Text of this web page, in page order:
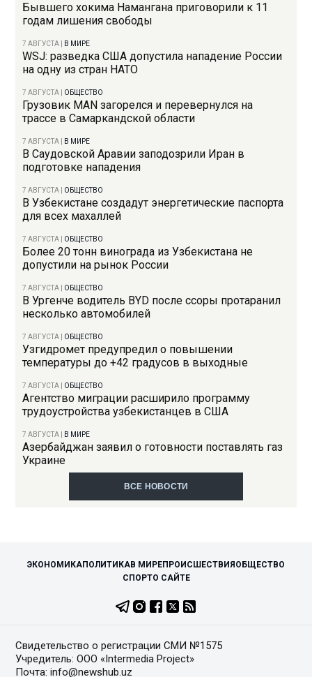
Бывшего хокима Намангана приговорили к 11
годам лишения свободы
7 АВГУСТА В МИРЕ
WSJ: разведка США допустила нападение России
на одну из стран НАТО
7 АВГУСТА ОБЩЕСТВО
Грузовик MAN загорелся и перевернулся на
трассе в Самаркандской области
7 АВГУСТА В МИРЕ
В Саудовской Аравии заподозрили Иран в
подготовке нападения
7 АВГУСТА ОБЩЕСТВО
В Узбекистане создадут энергетические паспорта
для всех махаллей
7 АВГУСТА ОБЩЕСТВО
Более 20 тонн винограда из Узбекистана не
допустили на рынок России
7 АВГУСТА ОБЩЕСТВО
В Ургенче водитель BYD после ссоры протаранил
несколько автомобилей
7 АВГУСТА ОБЩЕСТВО
Узгидромет предупредил о повышении
температуры до +42 градусов в выходные
7 АВГУСТА ОБЩЕСТВО
Агентство миграции расширило программу
трудоустройства узбекистанцев в США
7 АВГУСТА В МИРЕ
Азербайджан заявил о готовности поставлять газ
Украине
ВСЕ НОВОСТИ
ЭКОНОМИКАПОЛИТИКАВ МИРЕПРОИСШЕСТВИЯ ОБЩЕСТВО
СПОРТО САЙТЕ
Свидетельство о регистрации СМИ №1575
Учредитель: ООО «Intermedia Project»
Почта: info@newshub.uz